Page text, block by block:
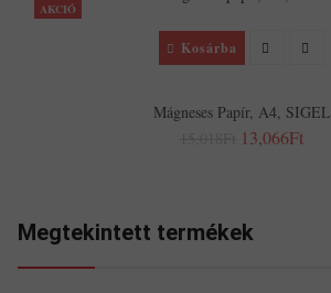
AKCIÓ
Kosárba
Mágneses Papír, A4, SIGEL
13,066Ft
Megtekintett termékek